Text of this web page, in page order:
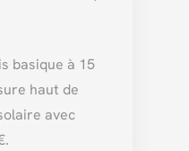
basique à 15
haut de
avec